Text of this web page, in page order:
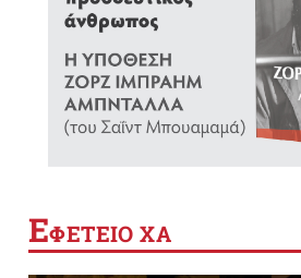
ΕΦΕΤΕΙΟ ΧΑ